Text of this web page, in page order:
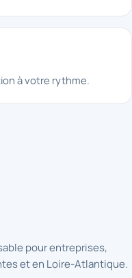
à votre rythme.
pour entreprises,
et en Loire-Atlantique.